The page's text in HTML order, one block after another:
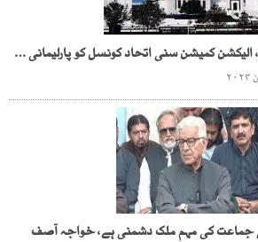
مخصوص نشستوں پر اپیل، الیکشن کمیشن سنی اتحاد کونسل کو پارلیمانی جماعت تسلیم کر چکا، سپریم کورٹ میں دلائل
کی مہم ملک دشمنی ہے، خواجہ آصف